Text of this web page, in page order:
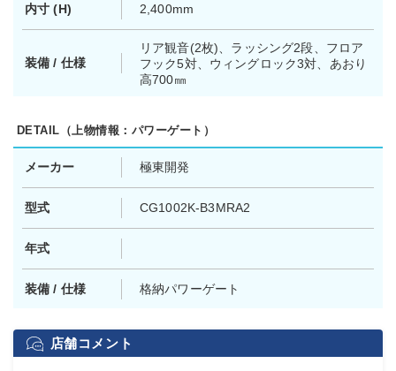
内寸 (H) 2,400mm
装備 / 仕様
リア観音(2枚)、ラッシング2段、フロア
フック5対、ウィングロック3対、あおり
高700㎜
DETAIL（上物情報：パワーゲート）
メーカー 極東開発
型式 CG1002K-B3MRA2
年式
装備 / 仕様 格納パワーゲート
店舗コメント